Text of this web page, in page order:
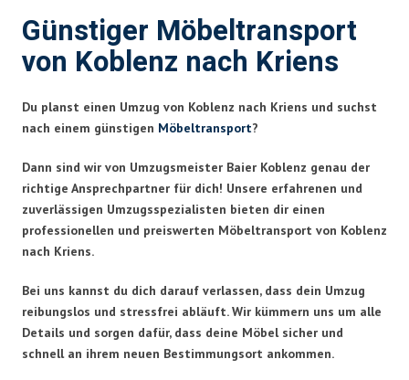
Günstiger Möbeltransport
von Koblenz nach Kriens
Du planst einen Umzug von Koblenz nach Kriens und suchst
nach einem günstigen Möbeltransport?
Dann sind wir von Umzugsmeister Baier Koblenz genau der
richtige Ansprechpartner für dich! Unsere erfahrenen und
zuverlässigen Umzugsspezialisten bieten dir einen
professionellen und preiswerten Möbeltransport von Koblenz
nach Kriens.
Bei uns kannst du dich darauf verlassen, dass dein Umzug
reibungslos und stressfrei abläuft. Wir kümmern uns um alle
Details und sorgen dafür, dass deine Möbel sicher und
schnell an ihrem neuen Bestimmungsort ankommen.